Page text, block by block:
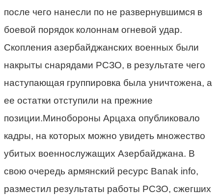
после чего нанесли по не развернувшимся в
боевой порядок колоннам огневой удар.
Скопления азербайджанских военных были
накрыты снарядами РСЗО, в результате чего
наступающая группировка была уничтожена, а
ее остатки отступили на прежние
позиции.Минобороны Арцаха опубликовало
кадры, на которых можно увидеть множество
убитых военнослужащих Азербайджана. В
свою очередь армянский ресурс Banak info,
разместил результаты работы РСЗО, сжегших